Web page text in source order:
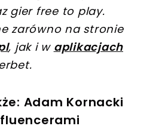
gier free to play.
zarówno na stronie
, jak i w aplikacjach
Adam Kornacki